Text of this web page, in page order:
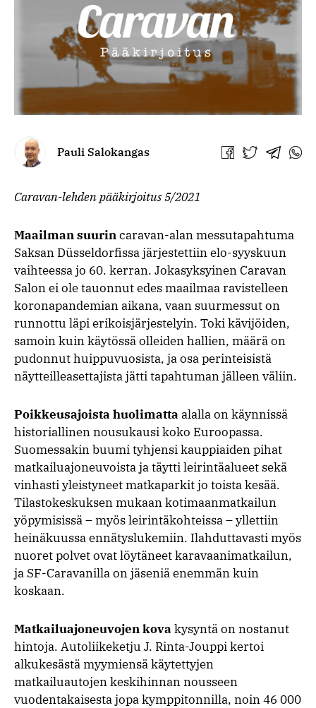
Pauli Salokangas
Jaa Jaa Jaa Jaa
Caravan-lehden pääkirjoitus 5/2021
Maailman suurincaravan-alan messutapahtuma
Saksan Düsseldorfissa järjestettiin elo-syyskuun
vaihteessa jo 60. kerran. Jokasyksyinen Caravan
Salon ei ole tauonnut edes maailmaa ravistelleen
koronapandemian aikana, vaan suurmessut on
runnottu läpi erikoisjärjestelyin. Toki kävijöiden,
samoin kuin käytössä olleiden hallien, määrä on
pudonnut huippuvuosista, ja osa perinteisistä
näytteilleasettajista jätti tapahtuman jälleen väliin.
Poikkeusajoista huolimatta alalla on käynnissä
historiallinen nousukausi koko Euroopassa.
Suomessakin buumi tyhjensi kauppiaiden pihat
matkailuajoneuvoista ja täytti leirintäalueet sekä
vinhasti yleistyneet matkaparkit jo toista kesää.
Tilastokeskuksen mukaan kotimaanmatkailun
yöpymisissä – myös leirintäkohteissa – yllettiin
heinäkuussa ennätyslukemiin. Ilahduttavasti myös
nuoret polvet ovat löytäneet karavaanimatkailun,
ja SF-Caravanilla on jäseniä enemmän kuin
koskaan.
Matkailuajoneuvojen kova kysyntä on nostanut
hintoja. Autoliikeketju J. Rinta-Jouppi kertoi
alkukesästä myymiensä käytettyjen
matkailuautojen keskihinnan nousseen
vuodentakaisesta jopa kymppitonnilla, noin 46 000